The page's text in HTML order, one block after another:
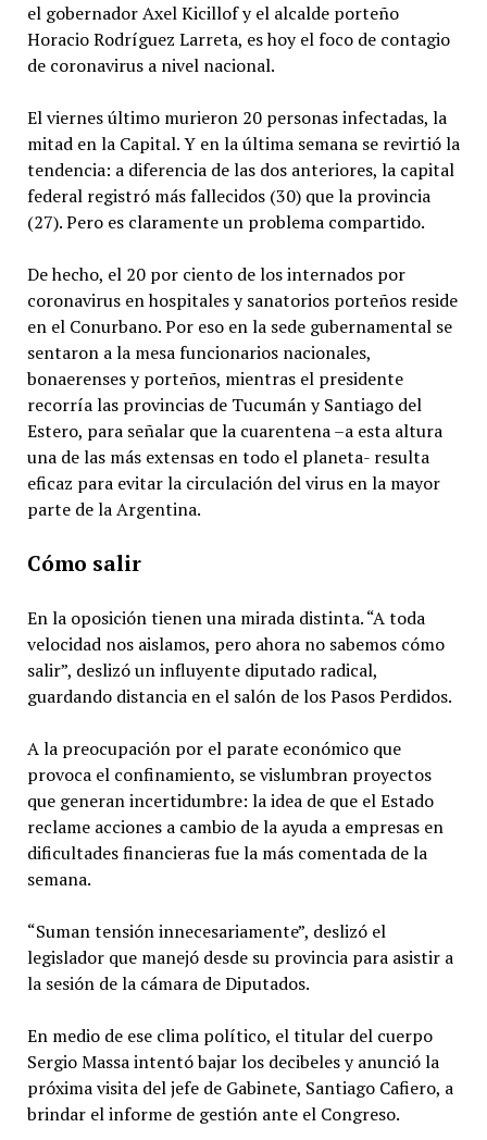
el gobernador Axel Kicillof y el alcalde porteño
Horacio Rodríguez Larreta, es hoy el foco de contagio
de coronavirus a nivel nacional.
El viernes último murieron 20 personas infectadas, la
mitad en la Capital. Y en la última semana se revirtió la
tendencia: a diferencia de las dos anteriores, la capital
federal registró más fallecidos (30) que la provincia
(27). Pero es claramente un problema compartido.
De hecho, el 20 por ciento de los internados por
coronavirus en hospitales y sanatorios porteños reside
en el Conurbano. Por eso en la sede gubernamental se
sentaron a la mesa funcionarios nacionales,
bonaerenses y porteños, mientras el presidente
recorría las provincias de Tucumán y Santiago del
Estero, para señalar que la cuarentena –a esta altura
una de las más extensas en todo el planeta- resulta
eficaz para evitar la circulación del virus en la mayor
parte de la Argentina.
Cómo salir
En la oposición tienen una mirada distinta. “A toda
velocidad nos aislamos, pero ahora no sabemos cómo
salir”, deslizó un influyente diputado radical,
guardando distancia en el salón de los Pasos Perdidos.
A la preocupación por el parate económico que
provoca el confinamiento, se vislumbran proyectos
que generan incertidumbre: la idea de que el Estado
reclame acciones a cambio de la ayuda a empresas en
dificultades financieras fue la más comentada de la
semana.
“Suman tensión innecesariamente”, deslizó el
legislador que manejó desde su provincia para asistir a
la sesión de la cámara de Diputados.
En medio de ese clima político, el titular del cuerpo
Sergio Massa intentó bajar los decibeles y anunció la
próxima visita del jefe de Gabinete, Santiago Cafiero, a
brindar el informe de gestión ante el Congreso.